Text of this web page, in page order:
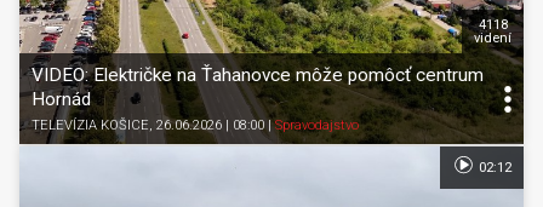
VIDEO: Električke na Ťahanovce môže pomôcť centrum
Hornád
TELEVÍZIA KOŠICE, 26.06.2026 | 08:00 |Spravodajstvo
4118
videní
02:12